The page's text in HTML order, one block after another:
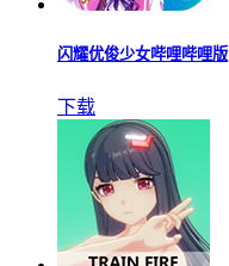
闪耀优俊少女哔哩哔哩版
下载